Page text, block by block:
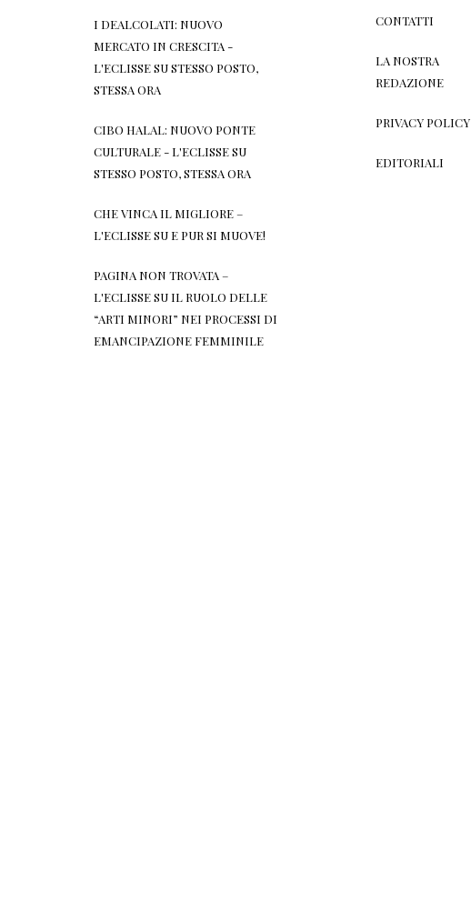
I DEALCOLATI: NUOVO
MERCATO IN CRESCITA -
L'ECLISSESUSTESSO POSTO,
STESSA ORA
CIBO HALAL: NUOVO PONTE
CULTURALE - L'ECLISSESU
STESSO POSTO, STESSA ORA
CHE VINCA IL MIGLIORE –
L'ECLISSESU E PUR SI MUOVE!
PAGINA NON TROVATA –
L'ECLISSESU IL RUOLO DELLE
“ARTI MINORI” NEI PROCESSI DI
EMANCIPAZIONE FEMMINILE
CONTATTI
LA NOSTRA
REDAZIONE
PRIVACY POLICY
EDITORIALI